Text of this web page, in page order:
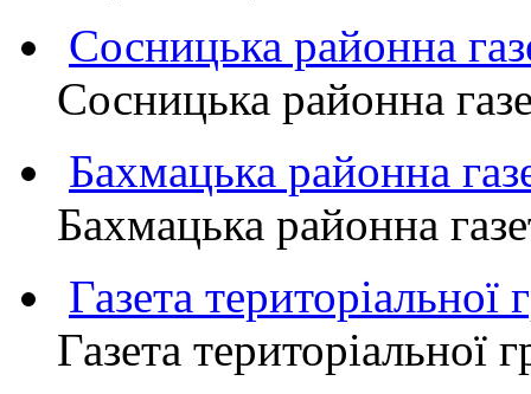
Сосницька районна
Сосницька районна
Бахмацька районна
Бахмацька районна
Газета
Газета